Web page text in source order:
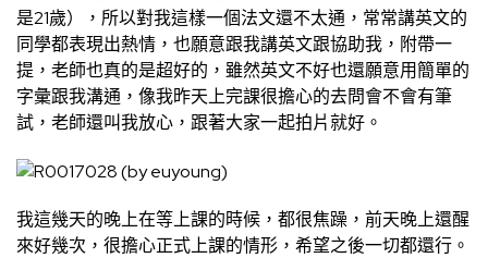
是21歲），所以對我這樣一個法文還不太通，常常講英文的
同學都表現出熱情，也願意跟我講英文跟協助我，附帶一
提，老師也真的是超好的，雖然英文不好也還願意用簡單的
字彙跟我溝通，像我昨天上完課很擔心的去問會不會有筆
試，老師還叫我放心，跟著大家一起拍片就好。
我這幾天的晚上在等上課的時候，都很焦躁，前天晚上還醒
來好幾次，很擔心正式上課的情形，希望之後一切都還行。